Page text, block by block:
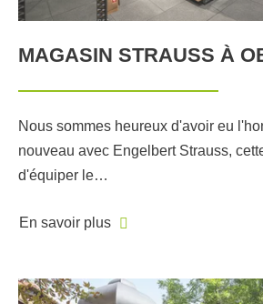
MAGASIN STRAUSS À
Nous sommes heureux d'avoir eu
nouveau avec Engelbert Strauss,
d'équiper le…
En savoir plus